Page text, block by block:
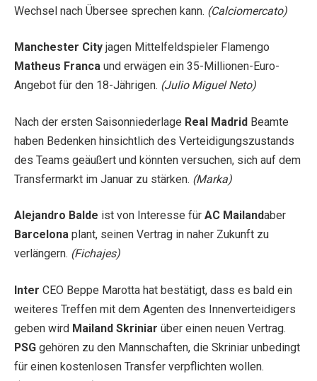
Wechsel nach Übersee sprechen kann. (Calciomercato)
Manchester City jagen Mittelfeldspieler Flamengo
Matheus Franca und erwägen ein 35-Millionen-Euro-
Angebot für den 18-Jährigen. (Julio Miguel Neto)
Nach der ersten Saisonniederlage Real Madrid Beamte
haben Bedenken hinsichtlich des Verteidigungszustands
des Teams geäußert und könnten versuchen, sich auf dem
Transfermarkt im Januar zu stärken. (Marka)
Alejandro Balde ist von Interesse für AC Mailandaber
Barcelona plant, seinen Vertrag in naher Zukunft zu
verlängern. (Fichajes)
Inter CEO Beppe Marotta hat bestätigt, dass es bald ein
weiteres Treffen mit dem Agenten des Innenverteidigers
geben wird Mailand Skriniar über einen neuen Vertrag.
PSG gehören zu den Mannschaften, die Skriniar unbedingt
für einen kostenlosen Transfer verpflichten wollen.